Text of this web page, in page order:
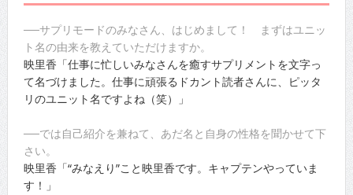
──サプリモードのみなさん、はじめまして！ まずはユニッ
ト名の由来を教えていただけますか。
映里香「仕事に忙しいみなさんを癒すサプリメントを文字っ
て名づけました。仕事に頑張るドカント読者さんに、ピッタ
リのユニット名ですよね（笑）」
──では自己紹介を兼ねて、あだ名と自身の性格を聞かせて下
さい。
映里香「“みなえり”こと映里香です。キャプテンやっていま
す！」